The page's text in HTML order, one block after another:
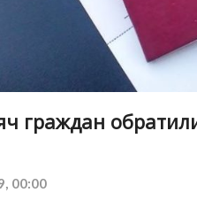
граждан
00:00